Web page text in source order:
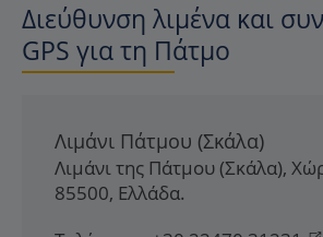
Διεύθυνση λιμένα και
GPS για τη Πάτμο
Λιμάνι Πάτμου (Σκάλα)
Λιμάνι της Πάτμου (Σκάλα),
85500, Ελλάδα.